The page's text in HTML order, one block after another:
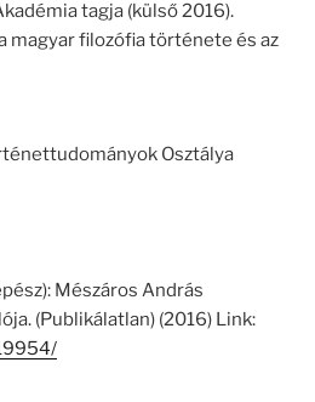
tagja (külső 2016).
magyar filozófia története és az
Osztálya
Mészáros András
(Publikálatlan) (2016) Link: